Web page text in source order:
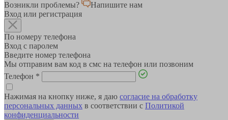
Возникли проблемы?
Напишите нам
Вход или регистрация
По номеру телефона
Вход с паролем
Введите номер телефона
Мы отправим вам код в смс на телефон или позвоним
Телефон *
Нажимая на кнопку ниже, я даю согласие на обработку
персональных данных в соответствии с Политикой
конфиденциальности